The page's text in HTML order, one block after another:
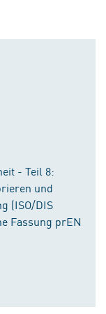
- Teil 8:
und
(ISO/DIS
Fassung prEN